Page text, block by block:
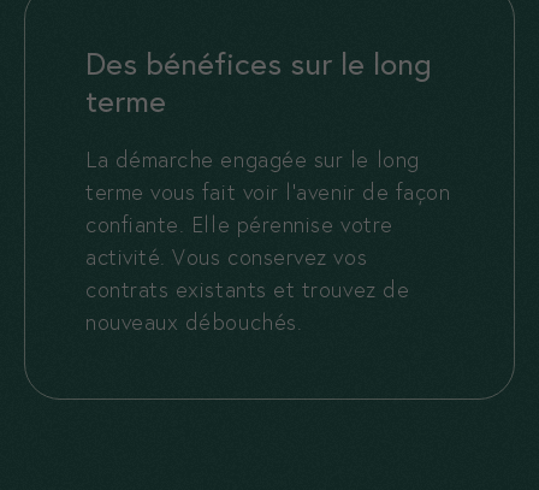
Des bénéfices sur le long
terme
La démarche engagée sur le long
terme vous fait voir l’avenir de façon
confiante. Elle pérennise votre
activité. Vous conservez vos
contrats existants et trouvez de
nouveaux débouchés.